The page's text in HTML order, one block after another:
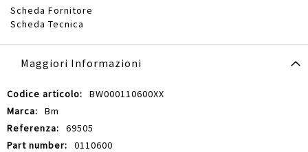
Scheda Fornitore
Scheda Tecnica
Maggiori Informazioni
Maggiori
Informazioni
BW000110600XX
Bm
69505
0110600